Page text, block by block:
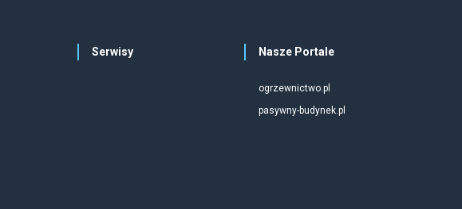
Serwisy Nasze Portale
ogrzewnictwo.pl
pasywny-budynek.pl